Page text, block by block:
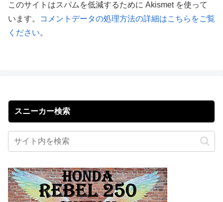
このサイトはスパムを低減するために Akismet を使って
います。
コメントデータの処理方法の詳細はこちらをご覧
ください。
スニーカー検索